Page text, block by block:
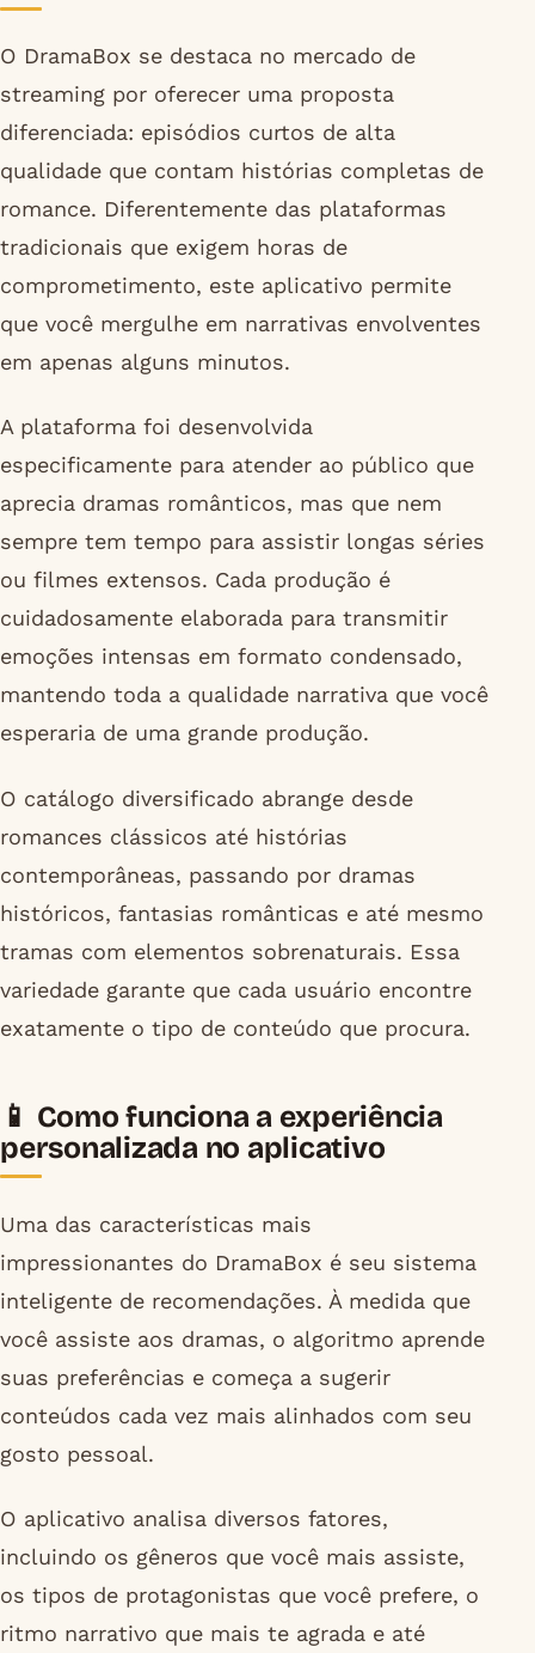
O DramaBox se destaca no mercado de
streaming por oferecer uma proposta
diferenciada: episódios curtos de alta
qualidade que contam histórias completas de
romance. Diferentemente das plataformas
tradicionais que exigem horas de
comprometimento, este aplicativo permite
que você mergulhe em narrativas envolventes
em apenas alguns minutos.
A plataforma foi desenvolvida
especificamente para atender ao público que
aprecia dramas românticos, mas que nem
sempre tem tempo para assistir longas séries
ou filmes extensos. Cada produção é
cuidadosamente elaborada para transmitir
emoções intensas em formato condensado,
mantendo toda a qualidade narrativa que você
esperaria de uma grande produção.
O catálogo diversificado abrange desde
romances clássicos até histórias
contemporâneas, passando por dramas
históricos, fantasias românticas e até mesmo
tramas com elementos sobrenaturais. Essa
variedade garante que cada usuário encontre
exatamente o tipo de conteúdo que procura.
📱 Como funciona a experiência
personalizada no aplicativo
Uma das características mais
impressionantes do DramaBox é seu sistema
inteligente de recomendações. À medida que
você assiste aos dramas, o algoritmo aprende
suas preferências e começa a sugerir
conteúdos cada vez mais alinhados com seu
gosto pessoal.
O aplicativo analisa diversos fatores,
incluindo os gêneros que você mais assiste,
os tipos de protagonistas que você prefere, o
ritmo narrativo que mais te agrada e até